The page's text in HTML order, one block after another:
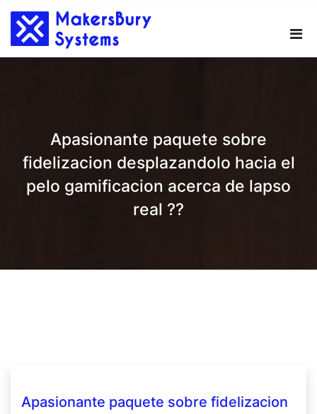
Skip
content
Apasionante paquete sobre
fidelizacion desplazandolo hacia el
pelo gamificacion acerca de lapso
real ??
Apasionante paquete sobre fidelizacion